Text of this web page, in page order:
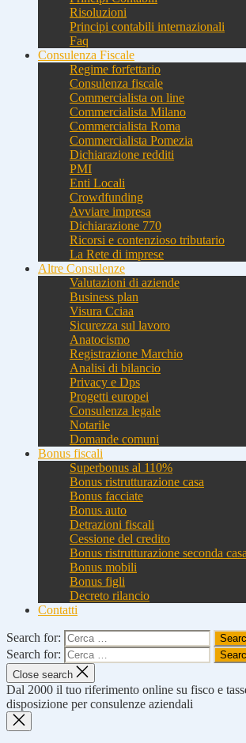
Risoluzioni
Principi contabili internazionali
Faq
Consulenza Fiscale
Regime forfettario
Consulenza fiscale
Commercialista on line
Commercialista Milano
Commercialista Roma
Commercialista Pomezia
Dichiarazione redditi
PMI
Enti Locali
Crowdfunding
Avviare impresa
Dichiarazione 770
Ricorsi e contenzioso tributario
La Rete di imprese
Altre Consulenze
Valutazioni di aziende
Business plan
Visura Cciaa
Sicurezza sul lavoro
Anatocismo
Registrazione Marchio
Analisi di bilancio
Privacy e Dps
Progetti europei
Consulenza legale
Notarile
Domande comuni
Bonus fiscali
Superbonus al 110%
Bonus ristrutturazione casa
Bonus facciate
Bonus auto
Detrazioni fiscali
Cessione del credito
Bonus ristrutturazione seconda casa
Bonus mobili
Bonus figli
Decreto rilancio
Contatti
Search for:
Search for:
Close search
Dal 2000 il tuo riferimento online su fisco e
disposizione per consulenze aziendali